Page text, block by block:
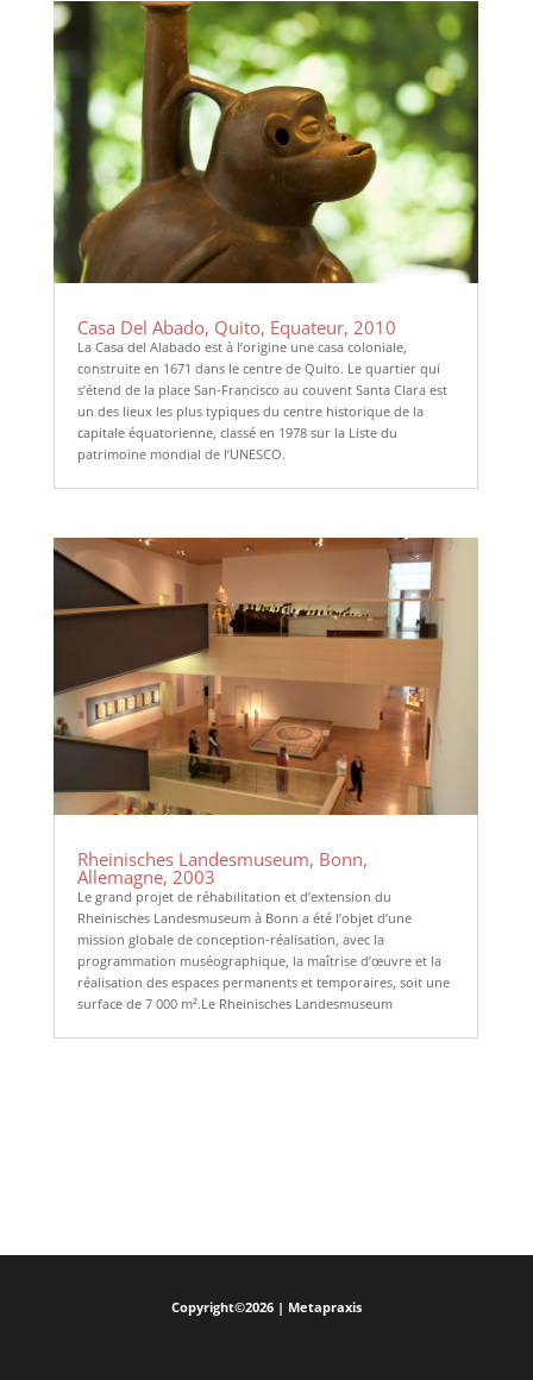
Casa Del Abado, Quito, Equateur, 2010
La Casa del Alabado est à l’origine une casa coloniale,
construite en 1671 dans le centre de Quito. Le quartier qui
s’étend de la place San-Francisco au couvent Santa Clara est
un des lieux les plus typiques du centre historique de la
capitale équatorienne, classé en 1978 sur la Liste du
patrimoine mondial de l’UNESCO.
Rheinisches Landesmuseum, Bonn,
Allemagne, 2003
Le grand projet de réhabilitation et d’extension du
Rheinisches Landesmuseum à Bonn a été l’objet d’une
mission globale de conception-réalisation, avec la
programmation muséographique, la maîtrise d’œuvre et la
réalisation des espaces permanents et temporaires, soit une
surface de 7 000 m².Le Rheinisches Landesmuseum
Copyright©2026 | Metapraxis